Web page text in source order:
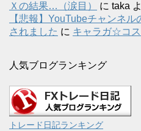
Ｘの結果…（涙目）
に taka
【悲報】YouTubeチャンネル
されました に キャラガ☆コ
人気ブログランキング
トレード日記ランキング